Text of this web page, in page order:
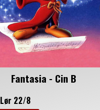
Fantasia - Cin B
Lør 22/8